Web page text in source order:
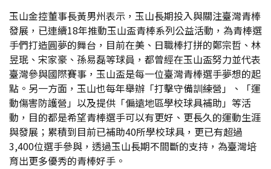
玉山金控董事長黃男州表示，玉山長期投入與關注臺灣青棒
發展，已連續18年推動玉山盃青棒系列公益活動，為青棒選
手們打造圓夢的舞台，目前在美、日職棒打拼的鄭宗哲、林
昱珉、宋家豪、孫易磊等球員，都曾經在玉山盃努力並代表
臺灣參與國際賽事，玉山盃是每一位臺灣青棒選手夢想的起
點。另一方面，玉山也每年舉辦「打擊守備訓練營」、「運
動傷害防護營」以及提供「偏遠地區學校球具補助」等活
動，目的都是希望青棒選手可以有更好、更長久的運動生涯
與發展；累積到目前已補助40所學校球具，更已有超過
3,400位選手參與，透過玉山長期不間斷的支持，為臺灣培
育出更多優秀的青棒好手。